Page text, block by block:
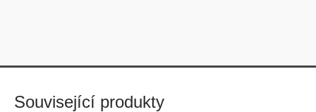
Související produkty